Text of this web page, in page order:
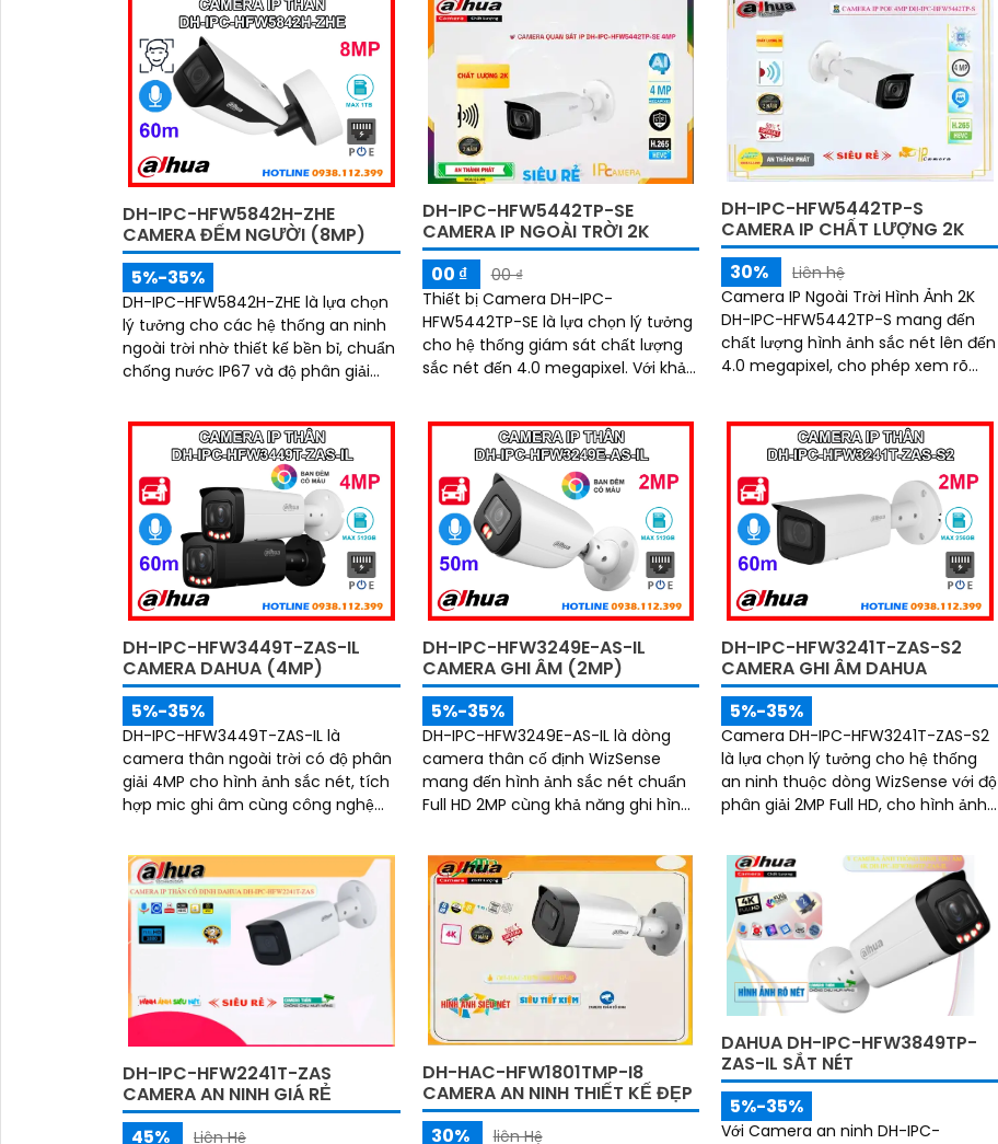
DH-IPC-HFW5842H-ZHE
CAMERA ĐẾM NGƯỜI (8MP)
5%-35%
DH-IPC-HFW5842H-ZHE là lựa chọn
lý tưởng cho các hệ thống an ninh
ngoài trời nhờ thiết kế bền bỉ, chuẩn
chống nước IP67 và độ phân giải
Camera tích hợp mic ghi âm, khe
thẻ nhớ hỗ trợ đến 1TB, hồng ngoại
tầm xa 60m và kết nối PoE giúp lắp
đặt dễ dàng, tiết kiệm chi phí
DH-IPC-HFW5442TP-SE
CAMERA IP NGOÀI TRỜI 2K
00 ₫
00 ₫
Thiết bị Camera DH-IPC-
HFW5442TP-SE là lựa chọn lý tưởng
cho hệ thống giám sát chất lượng
sắc nét đến 4.0 megapixel. Với khả
DH-IPC-HFW5442TP-S
CAMERA IP CHẤT LƯỢNG 2K
30%
Liên hệ
Camera IP Ngoài Trời Hình Ảnh 2K
DH-IPC-HFW5442TP-S mang đến
chất lượng hình ảnh sắc nét lên đến
4.0 megapixel, cho phép xem rõ
tầm xa lên đến 50m
DH-IPC-HFW3449T-ZAS-IL
CAMERA DAHUA (4MP)
5%-35%
DH-IPC-HFW3449T-ZAS-IL là
camera thân ngoài trời có độ phân
giải 4MP cho hình ảnh sắc nét, tích
hợp mic ghi âm cùng công nghệ
trong đêm tối với tầm nhìn lên đến
60m. Nhờ trí tuệ nhân tạo AI,
camera có khả năng phân biệt
chính xác người và phương tiện
giảm thiểu cảnh báo giả nâng cao
hiệu quả an ninh hỗ trợ khe cắm thẻ
nhớ 512GB, chuẩn chống nước IP67
DH-IPC-HFW3249E-AS-IL
CAMERA GHI ÂM (2MP)
5%-35%
DH-IPC-HFW3249E-AS-IL là dòng
camera thân cố định WizSense
mang đến hình ảnh sắc nét chuẩn
Full HD 2MP cùng khả năng ghi hình
nghệ đèn kép. Với tầm nhìn hồng
ngoại xa tới 50m, mic ghi âm tích
hợp và khả năng phân biệt chính
xác giữa người và xe giúp giám sát
hiệu quả và giảm thiểu cảnh báo
giả, hỗ trợ khe thẻ nhớ lên đến
512GB, chuẩn chống nước IP67 giá rẻ
DH-IPC-HFW3241T-ZAS-S2
CAMERA GHI ÂM DAHUA
5%-35%
Camera DH-IPC-HFW3241T-ZAS-S2
là lựa chọn lý tưởng cho hệ thống
an ninh thuộc dòng WizSense với độ
phân giải 2MP Full HD, cho hình ảnh
micro ghi âm, hồng ngoại ban đêm
lên đến 60m và công nghệ AI thông
minh giúp phân biệt người và xe
chính xác, nâng cao hiệu quả giám
sát
DH-IPC-HFW2241T-ZAS
CAMERA AN NINH GIÁ RẺ
45%
Liên Hệ
DH-HAC-HFW1801TMP-I8
CAMERA AN NINH THIẾT KẾ ĐẸP
30%
liên Hệ
DAHUA DH-IPC-HFW3849TP-
ZAS-IL SẮT NÉT
5%-35%
Với Camera an ninh DH-IPC-